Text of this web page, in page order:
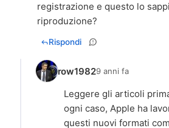
registrazione e questo lo
riproduzione?
Rispondi
row19829 anni fa
Leggere gli articoli
ogni caso, Apple ha
questi nuovi formati